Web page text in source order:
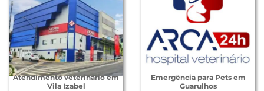
Atendimento veterinário em
Vila Izabel
Emergência para Pets em
Guarulhos